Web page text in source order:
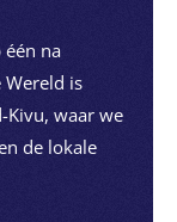
na
Wereld is
Kivu, waar we
de lokale